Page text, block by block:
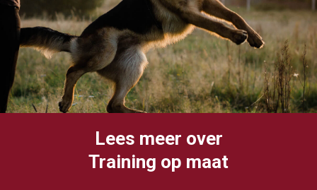
Lees meer over
Training op maat